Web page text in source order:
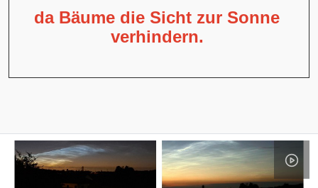
da Bäume die Sicht zur Sonne
verhindern.